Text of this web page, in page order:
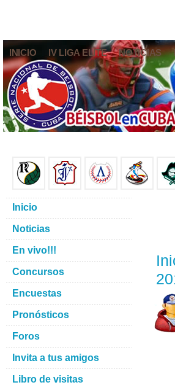
INICIO IV LIGA ELITE NOTICIAS
Inicio
Noticias
En vivo!!!
Concursos
Encuestas
Pronósticos
Foros
Invita a tus amigos
Libro de visitas